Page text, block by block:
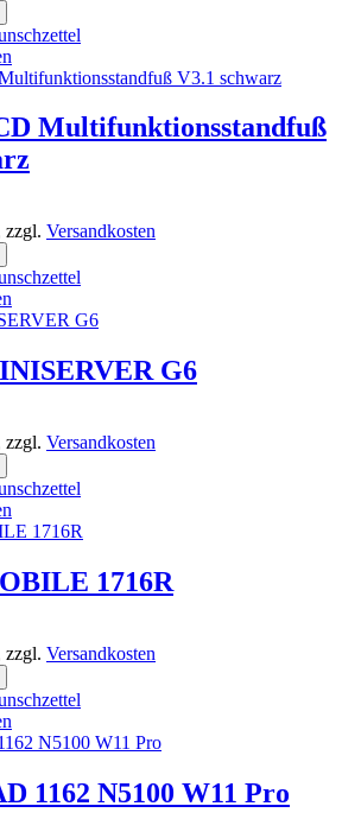
Multifunktionsstandfuß
zzgl. Versandkosten
G6
zzgl. Versandkosten
1716R
zzgl. Versandkosten
1162 N5100 W11 Pro